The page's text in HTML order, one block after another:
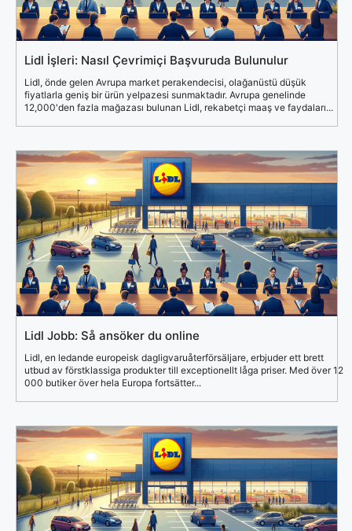
Lidl İşleri: Nasıl Çevrimiçi Başvuruda Bulunulur
Lidl, önde gelen Avrupa market perakendecisi, olağanüstü düşük
fiyatlarla geniş bir ürün yelpazesi sunmaktadır. Avrupa genelinde
12,000'den fazla mağazası bulunan Lidl, rekabetçi maaş ve faydaları...
Lidl Jobb: Så ansöker du online
Lidl, en ledande europeisk dagligvaruåterförsäljare, erbjuder ett brett
utbud av förstklassiga produkter till exceptionellt låga priser. Med över 12
000 butiker över hela Europa fortsätter...